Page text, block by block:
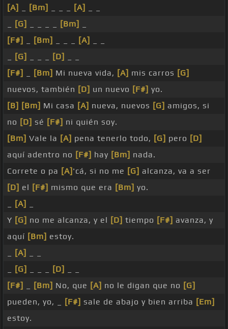
[A]
[Bm] [A]
[G] [Bm]
[F#]
[Bm] [A]
[G] [D]
[F#]
[Bm] Mi nueva vida, [A] mis carros [G]
nuevos, también [D] un nuevo [F#] yo.
[B] [Bm] Mi casa [A] nueva, nuevos [G] amigos, si
no [D] sé [F#] ni quién soy.
[Bm] Vale la [A] pena tenerlo todo, [G] pero [D]
aquí adentro no [F#] hay [Bm] nada.
Correte o pa [A] 'cá, si no me [G] alcanza, va a ser
[D] el [F#] mismo que era [Bm] yo.
[A]
Y [G] no me alcanza, y el [D] tiempo [F#] avanza, y
aquí [Bm] estoy.
[A]
[G] [D]
[F#]
[Bm] No, que [A] no le digan que no [G]
pueden, yo, _
[F#] sale de abajo y bien arriba [Em]
estoy.